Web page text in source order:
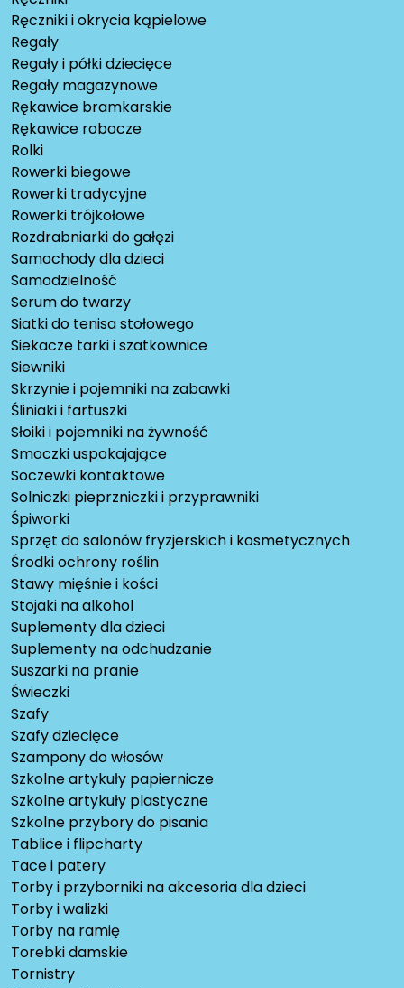
Ręczniki i okrycia kąpielowe
Regały
Regały i półki dziecięce
Regały magazynowe
Rękawice bramkarskie
Rękawice robocze
Rolki
Rowerki biegowe
Rowerki tradycyjne
Rowerki trójkołowe
Rozdrabniarki do gałęzi
Samochody dla dzieci
Samodzielność
Serum do twarzy
Siatki do tenisa stołowego
Siekacze tarki i szatkownice
Siewniki
Skrzynie i pojemniki na zabawki
Śliniaki i fartuszki
Słoiki i pojemniki na żywność
Smoczki uspokajające
Soczewki kontaktowe
Solniczki pieprzniczki i przyprawniki
Śpiworki
Sprzęt do salonów fryzjerskich i kosmetycznych
Środki ochrony roślin
Stawy mięśnie i kości
Stojaki na alkohol
Suplementy dla dzieci
Suplementy na odchudzanie
Suszarki na pranie
Świeczki
Szafy
Szafy dziecięce
Szampony do włosów
Szkolne artykuły papiernicze
Szkolne artykuły plastyczne
Szkolne przybory do pisania
Tablice i flipcharty
Tace i patery
Torby i przyborniki na akcesoria dla dzieci
Torby i walizki
Torby na ramię
Torebki damskie
Tornistry